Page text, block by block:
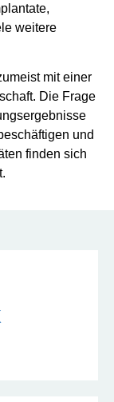
weitere
mit einer
Die Frage
und
finden sich